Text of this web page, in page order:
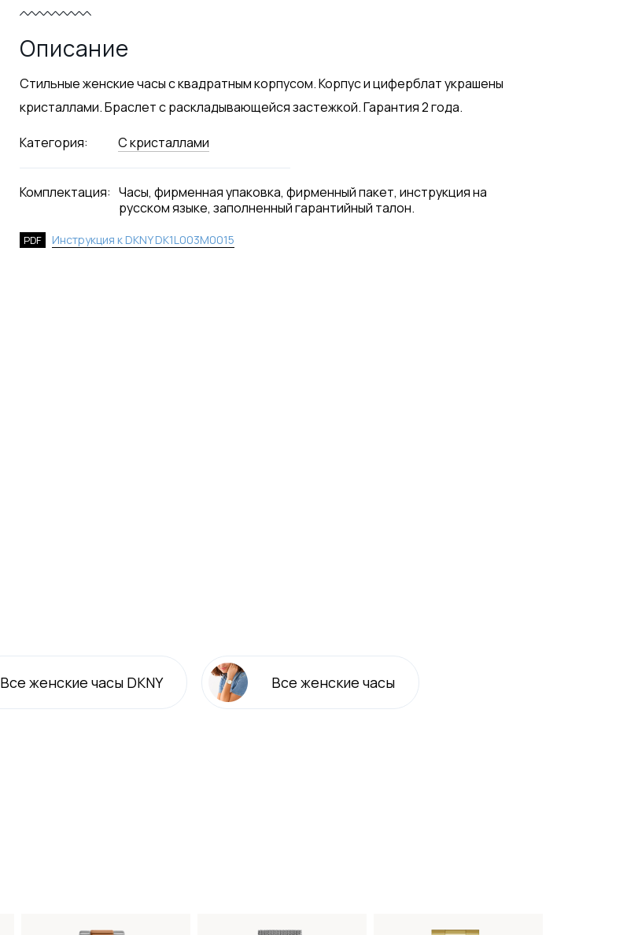
Описание
Стильные женские часы с квадратным корпусом. Корпус и циферблат украшены
кристаллами. Браслет с раскладывающейся застежкой. Гарантия 2 года.
Категория: С кристаллами
Комплектация: Часы, фирменная упаковка, фирменный пакет, инструкция на
русском языке, заполненный гарантийный талон.
PDF Инструкция к DKNY DK1L003M0015
Всеженские часы DKNY Всеженские часы